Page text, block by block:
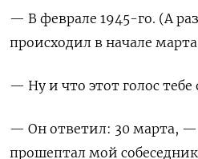
— В феврале 1945-го. (А
происходил в начале марта
— Ну и что этот голос тебе
— Он ответил: 30 марта,
прошептал мой собеседник